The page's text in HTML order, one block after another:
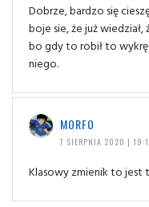
Dobrze, bardzo się
boje sie, że już
bo gdy to robił to
niego.
MORFO
7 SIERPNIA 2020 |
Klasowy zmienik to jest